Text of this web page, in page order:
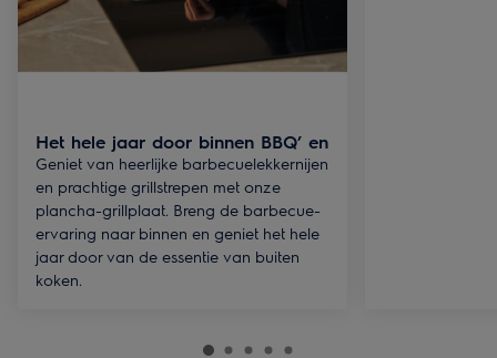
Het hele jaar door binnen BBQ’ en
Geniet van heerlijke barbecuelekkernijen
en prachtige grillstrepen met onze
plancha-grillplaat. Breng de barbecue-
ervaring naar binnen en geniet het hele
jaar door van de essentie van buiten
koken.